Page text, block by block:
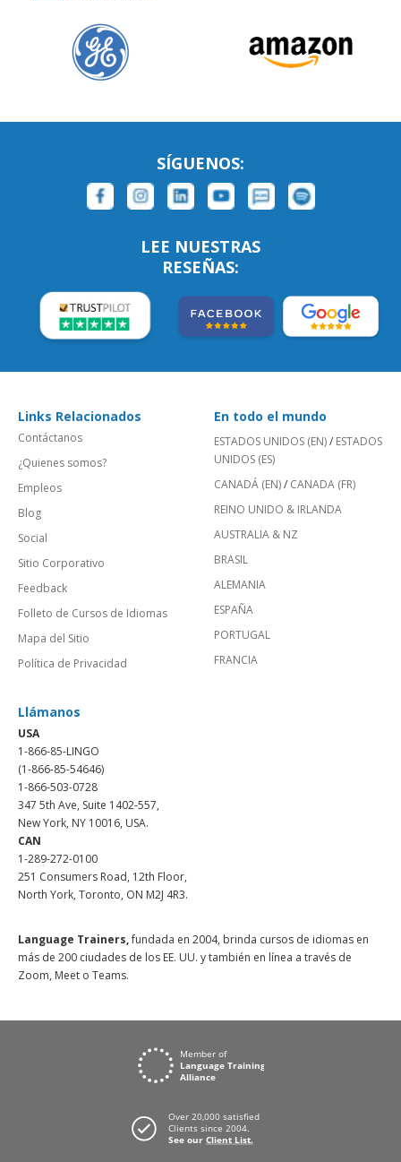
SÍGUENOS:
LEE NUESTRAS
RESEÑAS:
Links Relacionados
Contáctanos
¿Quienes somos?
Empleos
Blog
Social
Sitio Corporativo
Feedback
Folleto de Cursos de Idiomas
Mapa del Sitio
Política de Privacidad
En todo el mundo
ESTADOS UNIDOS (EN)/ ESTADOS
UNIDOS (ES)
CANADÁ (EN)/ CANADA (FR)
REINO UNIDO & IRLANDA
AUSTRALIA & NZ
BRASIL
ALEMANIA
ESPAÑA
PORTUGAL
FRANCIA
Llámanos
USA
1-866-85-LINGO
(1-866-85-54646)
1-866-503-0728
347 5th Ave, Suite 1402-557,
New York, NY 10016, USA.
CAN
1-289-272-0100
251 Consumers Road, 12th Floor,
North York, Toronto, ON M2J 4R3.
Language Trainers,fundada en 2004, brinda cursos de idiomas en
más de 200 ciudades de los EE. UU. y también en línea a través de
Zoom, Meet o Teams.